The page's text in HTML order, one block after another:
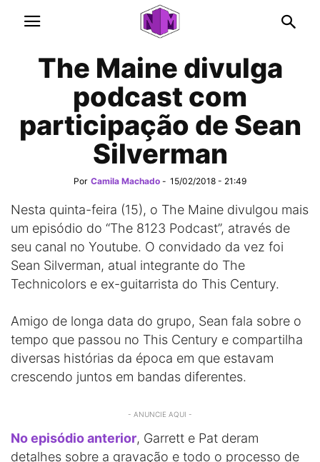
The Maine divulga
podcast com
participação de Sean
Silverman
Por Camila Machado - 15/02/2018 - 21:49
Nesta quinta-feira (15), o The Maine divulgou mais
um episódio do “The 8123 Podcast”, através de
seu canal no Youtube. O convidado da vez foi
Sean Silverman, atual integrante do The
Technicolors e ex-guitarrista do This Century.
Amigo de longa data do grupo, Sean fala sobre o
tempo que passou no This Century e compartilha
diversas histórias da época em que estavam
crescendo juntos em bandas diferentes.
- ANUNCIE AQUI -
No episódio anterior, Garrett e Pat deram
detalhes sobre a gravação e todo o processo de